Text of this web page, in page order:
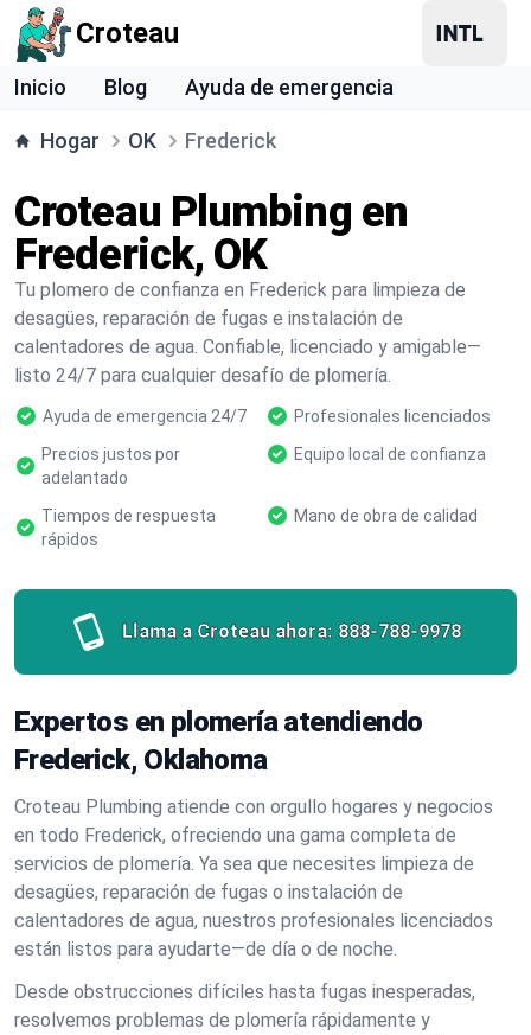
Croteau
Inicio Blog Ayuda de emergencia
Hogar OK Frederick
Croteau Plumbing en
Frederick, OK
Tu plomero de confianza en Frederick para limpieza de
desagües, reparación de fugas e instalación de
calentadores de agua. Confiable, licenciado y amigable—
listo 24/7 para cualquier desafío de plomería.
Ayuda de emergencia 24/7
Profesionales licenciados
Precios justos por
adelantado
Equipo local de confianza
Tiempos de respuesta
rápidos
Mano de obra de calidad
Llama a Croteau ahora: 888-788-9978
Expertos en plomería atendiendo
Frederick, Oklahoma
Croteau Plumbing atiende con orgullo hogares y negocios
en todo Frederick, ofreciendo una gama completa de
servicios de plomería. Ya sea que necesites limpieza de
desagües, reparación de fugas o instalación de
calentadores de agua, nuestros profesionales licenciados
están listos para ayudarte—de día o de noche.
Desde obstrucciones difíciles hasta fugas inesperadas,
resolvemos problemas de plomería rápidamente y